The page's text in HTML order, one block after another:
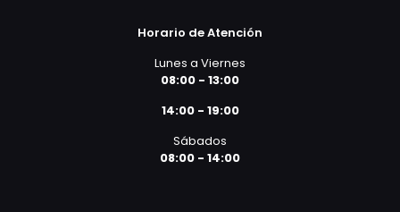
Horario de Atención
Lunes a Viernes
08:00 - 13:00
14:00 - 19:00
Sábados
08:00 - 14:00